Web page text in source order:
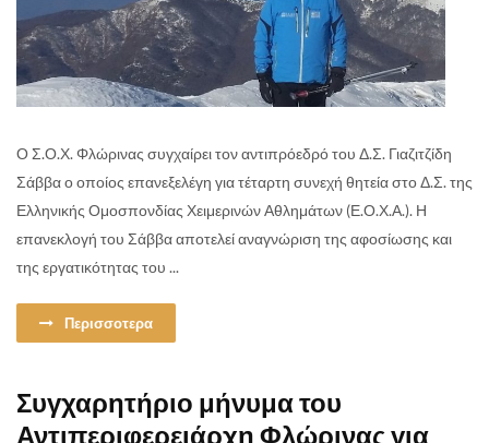
Ο Σ.Ο.Χ. Φλώρινας συγχαίρει τον αντιπρόεδρό του Δ.Σ. Γιαζιτζίδη
Σάββα ο οποίος επανεξελέγη για τέταρτη συνεχή θητεία στο Δ.Σ. της
Ελληνικής Ομοσπονδίας Χειμερινών Αθλημάτων (Ε.Ο.Χ.Α.). Η
επανεκλογή του Σάββα αποτελεί αναγνώριση της αφοσίωσης και
της εργατικότητας του ...
Περισσοτερα
Συγχαρητήριο μήνυμα του
Αντιπεριφερειάρχη Φλώρινας για